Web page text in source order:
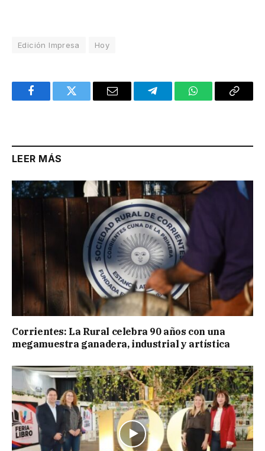
Edición Impresa Hoy
FacebookTwitter Email TelegramWhatsAppCopy
LEER MÁS
Corrientes: La Rural celebra 90 años con una
megamuestra ganadera, industrial y artística